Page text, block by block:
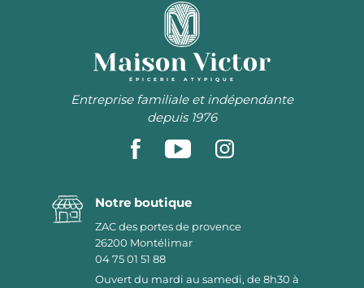
ÉPICERIE ATYPIQUE
Entreprise familiale et indépendante
depuis 1976
Notre boutique
ZAC des portes de provence
26200 Montélimar
04 75 01 51 88
Ouvert du mardi au samedi, de 8h30 à